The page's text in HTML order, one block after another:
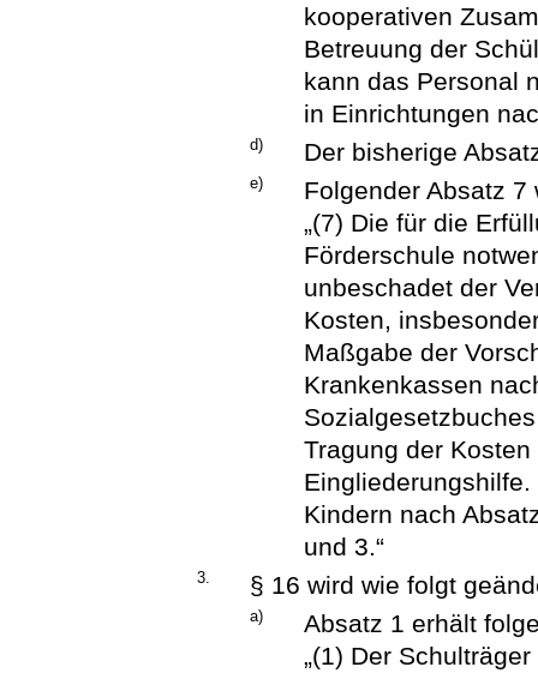
kooperativen
Betreuung der
kann das Personal
in Einrichtungen
d) Der bisherige
e)
Folgender Absatz 7
„(7) Die für die
Förderschule
unbeschadet der
Kosten,
Maßgabe der
Krankenkassen
Tragung der
Kindern nach
und 3.“
3. § 16 wird wie folgt
a)
Absatz 1 erhält
„(1) Der